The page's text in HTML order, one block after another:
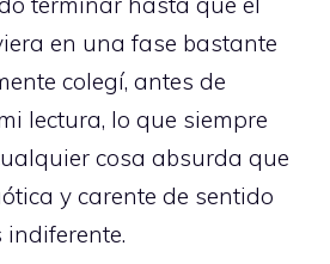
en una fase bastante
colegí, antes de
lectura, lo que siempre
cosa absurda que
y carente de sentido
indiferente.